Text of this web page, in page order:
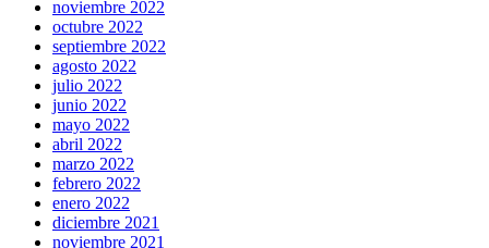
noviembre 2022
octubre 2022
septiembre 2022
agosto 2022
julio 2022
junio 2022
mayo 2022
abril 2022
marzo 2022
febrero 2022
enero 2022
diciembre 2021
noviembre 2021